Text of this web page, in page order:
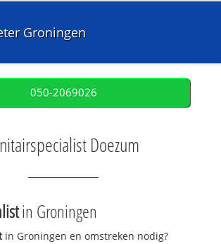
Groningen
050-2069026
Doezum
in Groningen
in Groningen en omstreken nodig?